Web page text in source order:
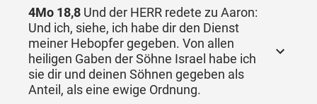
4Mo 18,8 Und der HERR redete zu Aaron:
Und ich, siehe, ich habe dir den Dienst
meiner Hebopfer gegeben. Von allen
heiligen Gaben der Söhne Israel habe ich
sie dir und deinen Söhnen gegeben als
Anteil, als eine ewige Ordnung.